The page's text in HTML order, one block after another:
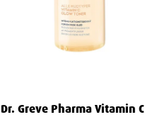
Dr. Greve Pharma Vitamin C